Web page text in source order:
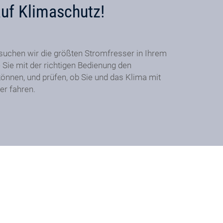
Klimaschutz!
wir die größten Stromfresser in Ihrem
mit der richtigen Bedienung den
und prüfen, ob Sie und das Klima mit
fahren.